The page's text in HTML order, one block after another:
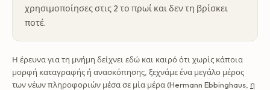
χρησιμοποίησες στις 2 το πρωί και δεν τη βρίσκει
ποτέ.
Η έρευνα για τη μνήμη δείχνει εδώ και καιρό ότι χωρίς κάποια
μορφή καταγραφής ή ανασκόπησης, ξεχνάμε ένα μεγάλο μέρος
των νέων πληροφοριών μέσα σε μία μέρα (Hermann Ebbinghaus, η